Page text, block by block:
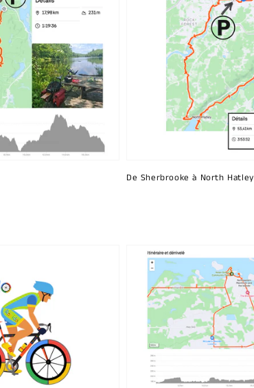
De Sherbrooke à North Hatley